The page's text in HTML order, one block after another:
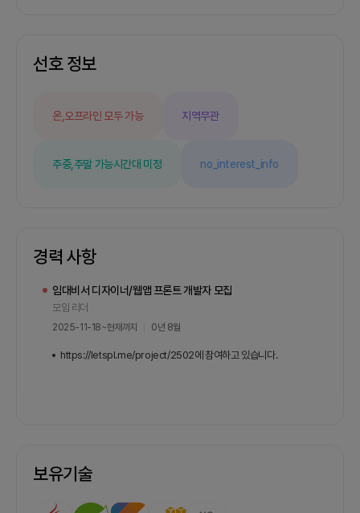
선호 정보
온,오프라인 모두 가능 지역무관
주중,주말 가능시간대 미정 no_interest_info
경력 사항
임대비서 디자이너/웹앱 프론트 개발자 모집
모임 리더
2025-11-18~현재까지 0년 8월
https://letspl.me/project/2502에 참여하고 있습니다.
보유기술